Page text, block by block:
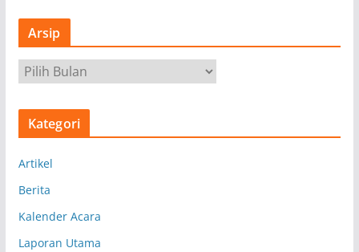
Arsip
r
s
Kategori
Artikel
Berita
Kalender Acara
Laporan Utama